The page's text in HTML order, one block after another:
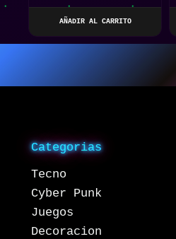
AÑADIR AL CARRITO
Categorias
Tecno
Cyber Punk
Juegos
Decoracion